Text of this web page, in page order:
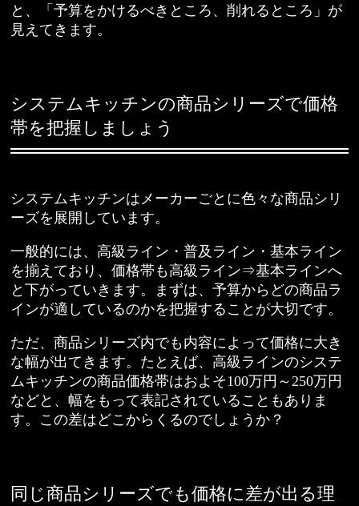
と、「予算をかけるべきところ、削れるところ」が
見えてきます。
システムキッチンの商品シリーズで価格
帯を把握しましょう
システムキッチンはメーカーごとに色々な商品シリ
ーズを展開しています。
一般的には、高級ライン・普及ライン・基本ライン
を揃えており、価格帯も高級ライン⇒基本ラインへ
と下がっていきます。まずは、予算からどの商品ラ
インが適しているのかを把握することが大切です。
ただ、商品シリーズ内でも内容によって価格に大き
な幅が出てきます。たとえば、高級ラインのシステ
ムキッチンの商品価格帯はおよそ100万円～250万円
などと、幅をもって表記されていることもありま
す。この差はどこからくるのでしょうか？
同じ商品シリーズでも価格に差が出る理